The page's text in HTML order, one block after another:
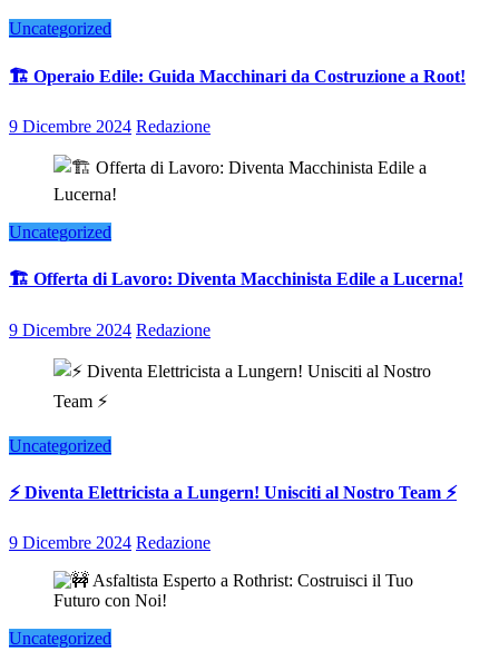
Uncategorized
🏗️ Operaio Edile: Guida Macchinari da Costruzione a Root!
9 Dicembre 2024 Redazione
Uncategorized
🏗️ Offerta di Lavoro: Diventa Macchinista Edile a Lucerna!
9 Dicembre 2024 Redazione
Uncategorized
⚡ Diventa Elettricista a Lungern! Unisciti al Nostro Team ⚡
9 Dicembre 2024 Redazione
Uncategorized